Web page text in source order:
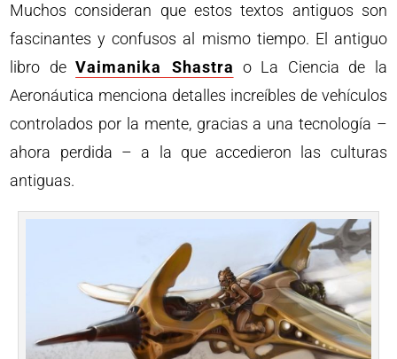
Muchos consideran que estos textos antiguos son
fascinantes y confusos al mismo tiempo. El antiguo
libro deVaimanika Shastra o La Ciencia de la
Aeronáutica menciona detalles increíbles de vehículos
controlados por la mente, gracias a una tecnología –
ahora perdida – a la que accedieron las culturas
antiguas.